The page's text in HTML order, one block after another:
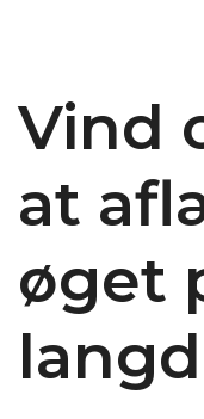
Vind
at
øget